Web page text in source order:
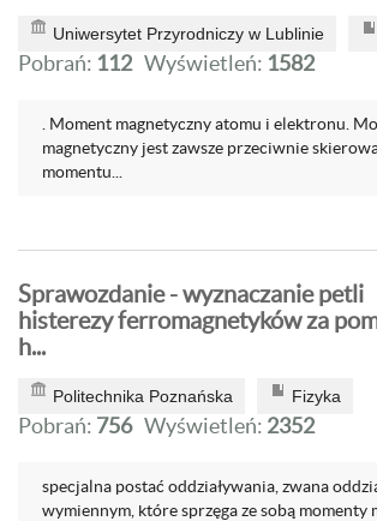
Uniwersytet Przyrodniczy w Lublinie
Pobrań: 112 Wyświetleń: 1582
. Moment magnetyczny atomu i elektronu.
magnetyczny jest zawsze przeciwnie
momentu...
Sprawozdanie - wyznaczanie petli
histerezy ferromagnetyków za
h...
Politechnika Poznańska Fizyka
Pobrań: 756 Wyświetleń: 2352
specjalna postać oddziaływania, zwana
wymiennym, które sprzęga ze sobą momenty